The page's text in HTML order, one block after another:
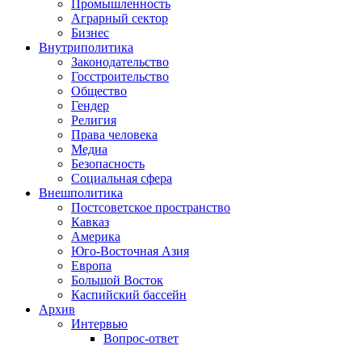
Промышленность
Аграрный сектор
Бизнес
Внутриполитика
Законодательство
Госстроительство
Общество
Гендер
Религия
Права человека
Медиа
Безопасность
Социальная сфера
Внешполитика
Постсоветское пространство
Кавказ
Америка
Юго-Восточная Азия
Европа
Большой Восток
Каспийский бассейн
Архив
Интервью
Вопрос-ответ